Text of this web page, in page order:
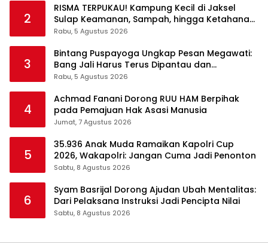
2
RISMA TERPUKAU! Kampung Kecil di Jaksel
Sulap Keamanan, Sampah, hingga Ketahanan
Pangan Jadi Satu Sistem
Rabu, 5 Agustus 2026
3
Bintang Puspayoga Ungkap Pesan Megawati:
Bang Jali Harus Terus Dipantau dan
Dikembangkan
Rabu, 5 Agustus 2026
4
Achmad Fanani Dorong RUU HAM Berpihak
pada Pemajuan Hak Asasi Manusia
Jumat, 7 Agustus 2026
5
35.936 Anak Muda Ramaikan Kapolri Cup
2026, Wakapolri: Jangan Cuma Jadi Penonton
Sabtu, 8 Agustus 2026
6
Syam Basrijal Dorong Ajudan Ubah Mentalitas:
Dari Pelaksana Instruksi Jadi Pencipta Nilai
Sabtu, 8 Agustus 2026